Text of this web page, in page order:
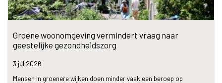
Groene woonomgeving vermindert vraag naar
geestelijke gezondheidszorg
3 jul 2026
Mensen in groenere wijken doen minder vaak een beroep op